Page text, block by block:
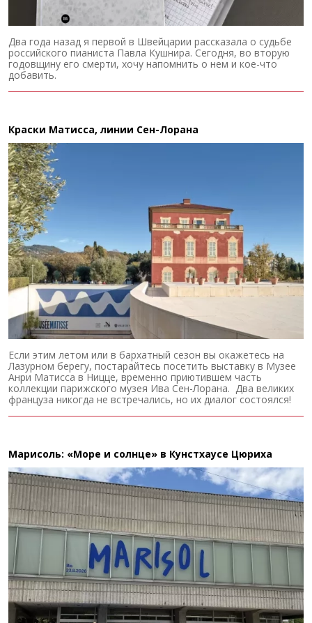
Два года назад я первой в Швейцарии рассказала о судьбе
российского пианиста Павла Кушнира. Сегодня, во вторую
годовщину его смерти, хочу напомнить о нем и кое-что
добавить.
Краски Матисса, линии Сен-Лорана
Если этим летом или в бархатный сезон вы окажетесь на
Лазурном берегу, постарайтесь посетить выставку в Музее
Анри Матисса в Ницце, временно приютившем часть
коллекции парижского музея Ива Сен-Лорана. Два великих
француза никогда не встречались, но их диалог состоялся!
Марисоль: «Море и солнце» в Кунстхаусе Цюриха